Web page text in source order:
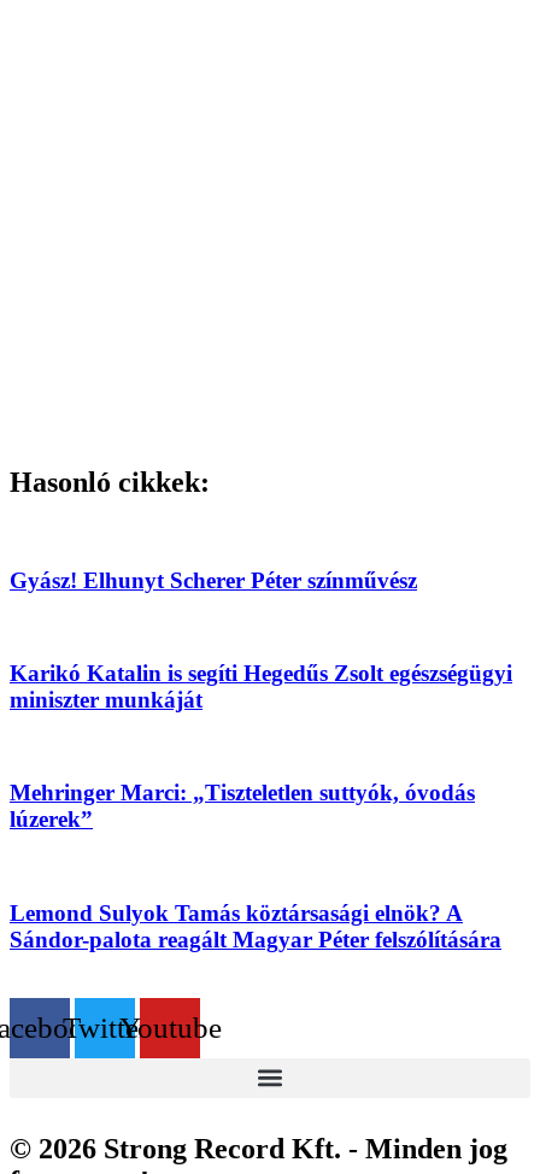
Hasonló cikkek:
Gyász! Elhunyt Scherer Péter színművész
Karikó Katalin is segíti Hegedűs Zsolt egészségügyi
miniszter munkáját
Mehringer Marci: „Tiszteletlen suttyók, óvodás
lúzerek”
Lemond Sulyok Tamás köztársasági elnök? A
Sándor-palota reagált Magyar Péter felszólítására
TwitterYoutube
© 2026 Strong Record Kft. - Minden jog